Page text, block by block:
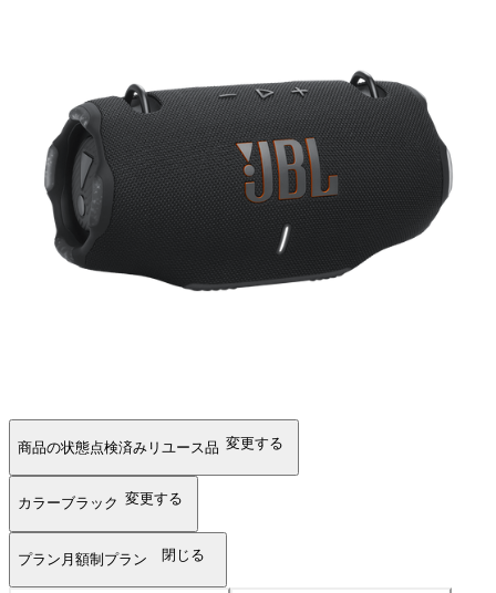
商品の状態点検済みリユース品 変更する
カラーブラック 変更する
プラン 月額制プラン 閉じる